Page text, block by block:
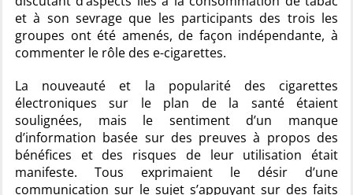
et à son sevrage que les participants des trois les
groupes ont été amenés, de façon indépendante, à
commenter le rôle des e-cigarettes.
La nouveauté et la popularité des cigarettes
électroniques sur le plan de la santé étaient
soulignées, mais le sentiment d’un manque
d’information basée sur des preuves à propos des
bénéfices et des risques de leur utilisation était
manifeste. Tous exprimaient le désir d’une
communication sur le sujet s’appuyant sur des faits